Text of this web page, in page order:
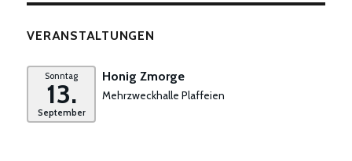
VERANSTALTUNGEN
Sonntag
13.
September
Honig Zmorge
Mehrzweckhalle Plaffeien